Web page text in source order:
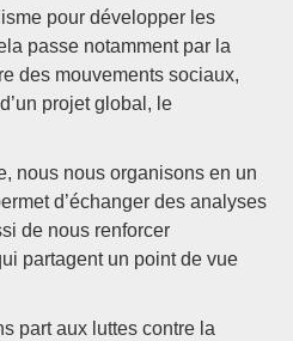
pour développer les
passe notamment par la
des mouvements sociaux,
projet global, le
nous nous organisons en un
d’échanger des analyses
de nous renforcer
partagent un point de vue
part aux luttes contre la